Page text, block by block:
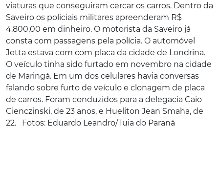
viaturas que conseguiram cercar os carros. Dentro da
Saveiro os policiais militares apreenderam R$
4.800,00 em dinheiro. O motorista da Saveiro já
consta com passagens pela polícia. O automóvel
Jetta estava com com placa da cidade de Londrina.
O veículo tinha sido furtado em novembro na cidade
de Maringá. Em um dos celulares havia conversas
falando sobre furto de veículo e clonagem de placa
de carros. Foram conduzidos para a delegacia Caio
Cienczinski, de 23 anos, e Hueliton Jean Smaha, de
22. Fotos: Eduardo Leandro/Tuia do Paraná